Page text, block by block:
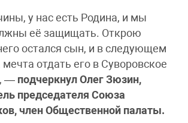
у нас есть Родина, и мы
её защищать. Открою
остался сын, и в следующем
отдать его в Суворовское
— подчеркнул Олег Зюзин,
председателя Союза
член Общественной палаты.